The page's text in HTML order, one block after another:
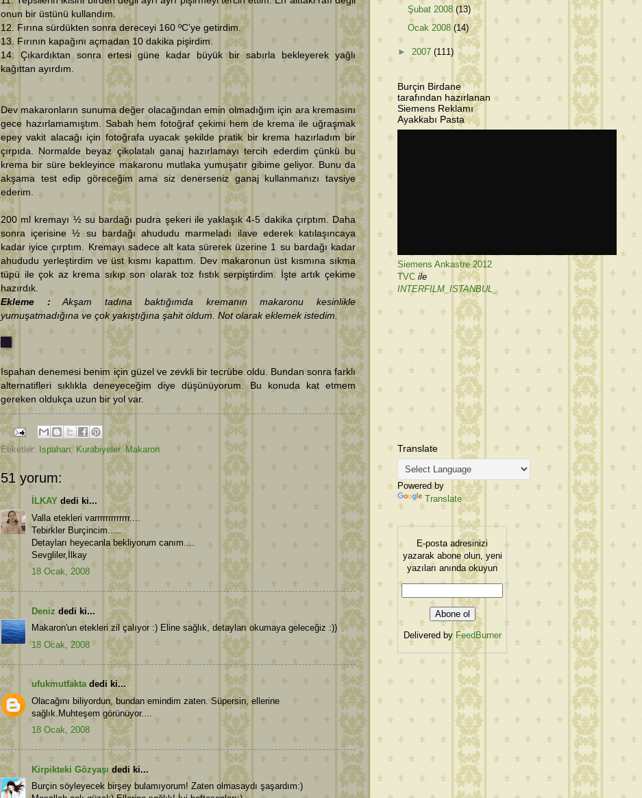
onun bir üstünü kullandım.
12. Fırına sürdükten sonra dereceyi 160 ºC’ye getirdim.
13. Fırının kapağını açmadan 10 dakika pişirdim.
14. Çıkardıktan sonra ertesi güne kadar büyük bir sabırla bekleyerek yağlı
kağıttan ayırdım.
Dev makaronların sunuma değer olacağından emin olmadığım için ara kremasını
gece hazırlamamıştım. Sabah hem fotoğraf çekimi hem de krema ile uğraşmak
epey vakit alacağı için fotoğrafa uyacak şekilde pratik bir krema hazırladım bir
çırpıda. Normalde beyaz çikolatalı ganaj hazırlamayı tercih ederdim çünkü bu
krema bir süre bekleyince makaronu mutlaka yumuşatır gibime geliyor. Bunu da
akşama test edip göreceğim ama siz denerseniz ganaj kullanmanızı tavsiye
ederim.
200 ml kremayı ½ su bardağı pudra şekeri ile yaklaşık 4-5 dakika çırptım. Daha
sonra içerisine ½ su bardağı ahududu marmeladı ilave ederek katılaşıncaya
kadar iyice çırptım. Kremayı sadece alt kata sürerek üzerine 1 su bardağı kadar
ahududu yerleştirdim ve üst kısmı kapattım. Dev makaronun üst kısmına sıkma
tüpü ile çok az krema sıkıp son olarak toz fıstık serpiştirdim. İşte artık çekime
hazırdık.
Ekleme : Akşam tadına baktığımda kremanın makaronu kesinlikle
yumuşatmadığına ve çok yakıştığına şahit oldum. Not olarak eklemek istedim.
Ispahan denemesi benim için güzel ve zevkli bir tecrübe oldu. Bundan sonra farklı
alternatifleri sıklıkla deneyeceğim diye düşünüyorum. Bu konuda kat etmem
gereken oldukça uzun bir yol var.
Etiketler: Ispahan, Kurabiyeler,Makaron
51 yorum:
İLKAY dedi ki...
Valla etekleri varrrrrrrrrrrrr....
Tebirkler Burçincim.....
Detayları heyecanla bekliyorum canım....
Sevgliler,İlkay
18 Ocak, 2008
Deniz dedi ki...
Makaron'un etekleri zil çalıyor :) Eline sağlık, detayları okumaya geleceğiz :))
18 Ocak, 2008
ufukmutfaktadedi ki...
Olacağını biliyordun, bundan emindim zaten. Süpersin, ellerine
sağlık.Muhteşem görünüyor....
18 Ocak, 2008
Kirpikteki Gözyaşıdedi ki...
Burçin söyleyecek birşey bulamıyorum! Zaten olmasaydı şaşardım:)
Şubat 2008(13)
Ocak 2008(14)
► 2007 (111)
Burçin Birdane
tarafından hazırlanan
Siemens Reklamı
Ayakkabı Pasta
Siemens Ankastre 2012
TVC ile
INTERFILM_ISTANBUL_
Translate
Powered by
Translate
E-posta adresinizi
yazarak abone olun, yeni
yazıları anında okuyun
Delivered by FeedBurner